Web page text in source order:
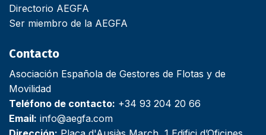
Directorio AEGFA
Ser miembro de la AEGFA
Contacto
Asociación Española de Gestores de Flotas y de
Movilidad
Teléfono de contacto: +34 93 204 20 66
Email: info@aegfa.com